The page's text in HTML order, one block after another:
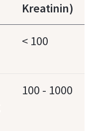
Kreatinin)
< 100
100 - 1000